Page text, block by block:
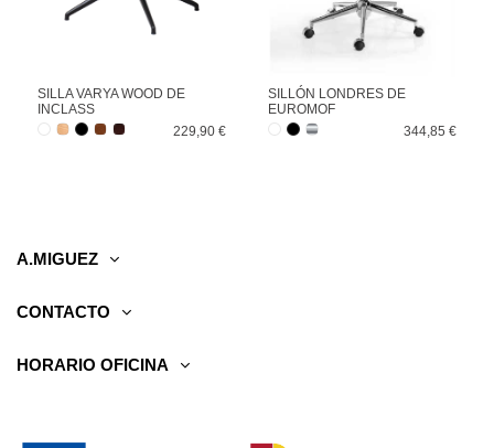
SILLA VARYA WOOD DE
INCLASS
229,90 €
SILLÓN LONDRES DE
EUROMOF
344,85 €
A.MIGUEZ
CONTACTO
HORARIO OFICINA